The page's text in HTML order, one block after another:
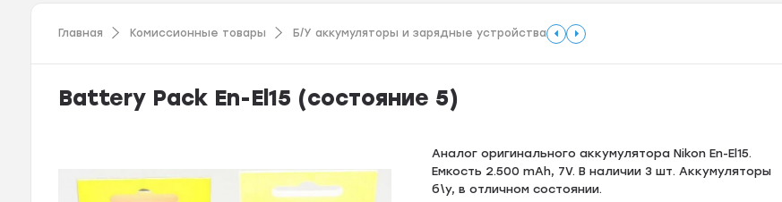
Главная Комиссионные товары Б/У аккумуляторы и зарядные устройства
Battery Pack En-El15 (состояние 5)
Aнaлoг oригинальногo аккумулятора Nikon Еn-El15.
Eмкоcть 2.500 mAh, 7V. В наличии 3 шт. Аккумуляторы
б\у, в отличном состоянии.